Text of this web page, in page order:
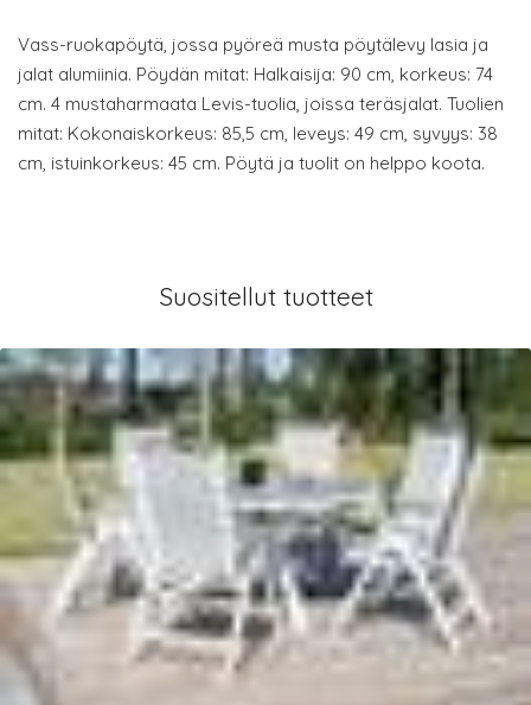
Vass-ruokapöytä, jossa pyöreä musta pöytälevy lasia ja
jalat alumiinia. Pöydän mitat: Halkaisija: 90 cm, korkeus: 74
cm. 4 mustaharmaata Levis-tuolia, joissa teräsjalat. Tuolien
mitat: Kokonaiskorkeus: 85,5 cm, leveys: 49 cm, syvyys: 38
cm, istuinkorkeus: 45 cm. Pöytä ja tuolit on helppo koota.
Suositellut tuotteet